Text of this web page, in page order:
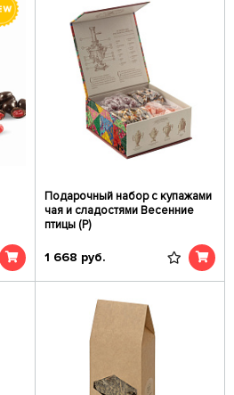
Подарочный набор c купажами
чая и сладостями Весенние
птицы (Р)
1 668 руб.